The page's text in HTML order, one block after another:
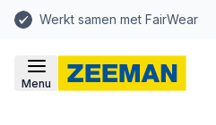
Werkt samen met FairWear
Menu